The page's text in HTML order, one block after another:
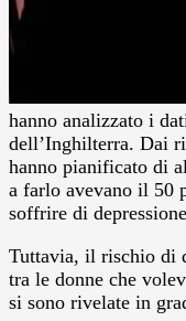
hanno analizzato i
dell’Inghilterra. Dai
hanno pianificato di
a farlo avevano il 50
soffrire di
Tuttavia, il rischio di
tra le donne che
si sono rivelate in